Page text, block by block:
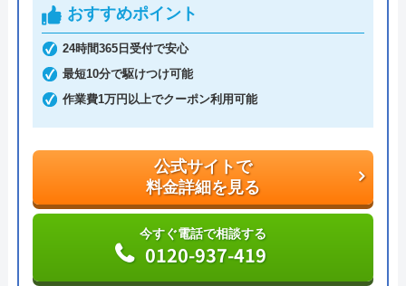
土日祝日・深夜早朝含む24時間365日、いつ相談し
ても割増料金がかからず、作業が始まるまでは一切
費用がかからないかなり信頼できる業者です。
実績も豊富で、スタッフの研修にも力を入れている
ため技術力はもちろん接客もよく、トイレや排水
管、給湯器や蛇口の修理交換まで水回りのことなら
何でも相談できます。
電話で「ホームページを見た」と伝えるだけで3,000
円割引なので、相談する際は電話で相談し、忘れず
おすすめポイント
24時間365日受付で安心
最短10分で駆けつけ可能
作業費1万円以上でクーポン利用可能
公式サイトで
料金詳細を見る
今すぐ電話で相談する
0120-937-419